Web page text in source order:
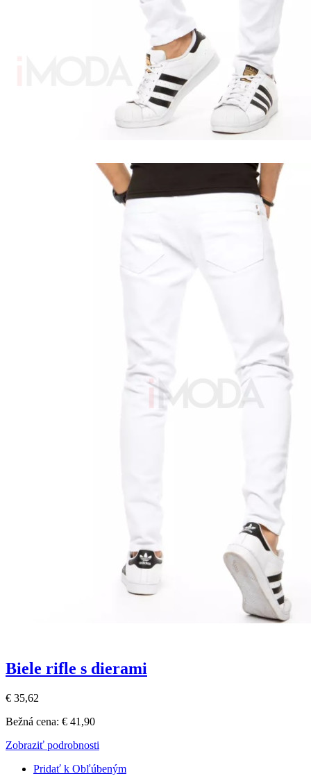
Biele rifle s dierami
€ 35,62
Bežná cena: € 41,90
Zobraziť podrobnosti
Pridať k Obľúbeným